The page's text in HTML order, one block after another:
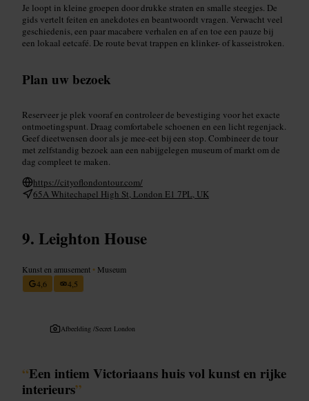
Je loopt in kleine groepen door drukke straten en smalle steegjes. De
gids vertelt feiten en anekdotes en beantwoordt vragen. Verwacht veel
geschiedenis, een paar macabere verhalen en af en toe een pauze bij
een lokaal eetcafé. De route bevat trappen en klinker- of kasseistroken.
Plan uw bezoek
Reserveer je plek vooraf en controleer de bevestiging voor het exacte
ontmoetingspunt. Draag comfortabele schoenen en een licht regenjack.
Geef dieetwensen door als je mee-eet bij een stop. Combineer de tour
met zelfstandig bezoek aan een nabijgelegen museum of markt om de
dag compleet te maken.
https://cityoflondontour.com/
65A Whitechapel High St, London E1 7PL, UK
Leighton House
Kunst en amusement • Museum
4,6
4,5
Afbeelding /Secret London
“Een intiem Victoriaans huis vol kunst en rijke
interieurs”